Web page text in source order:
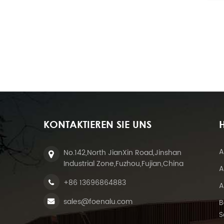
KONTAKTIEREN SIE UNS
No.142,North JianXin Road,Jinshan
Industrial Zone,Fuzhou,Fujian,China
+86 13696864883
sales@foenalu.com